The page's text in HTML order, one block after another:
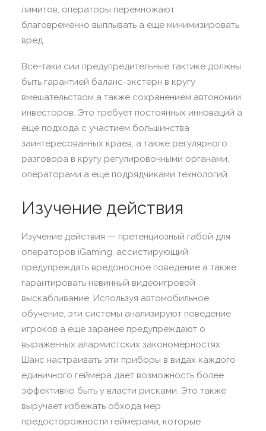
лимитов, операторы перемножают
благовременно выплывать а еще минимизировать
вред.
Все-таки сии предупредительные тактике должны
быть гарантией баланс-экстерн в кругу
вмешательством а также сохранением автономии
инвесторов. Это требует постоянных инноваций а
еще подхода с участием большинства
заинтересованных краев, а также регулярного
разговора в кругу регулировочными органами,
операторами а еще подрядчиками технологий.
Изучение действия
Изучение действия — претенциозный габой для
операторов iGaming, ассистирующий
предупреждать вредоносное поведение а также
гарантировать невинный видеоигровой
выскабливание. Используя автомобильное
обучение, эти системы анализируют поведение
игроков а еще заранее предупреждают о
выраженных алармистских закономерностях.
Шанс настраивать эти приборы в видах каждого
единичного геймера дает возможность более
эффективно быть у власти рисками. Это также
выручает избежать обхода мер
предосторожности геймерами, которые